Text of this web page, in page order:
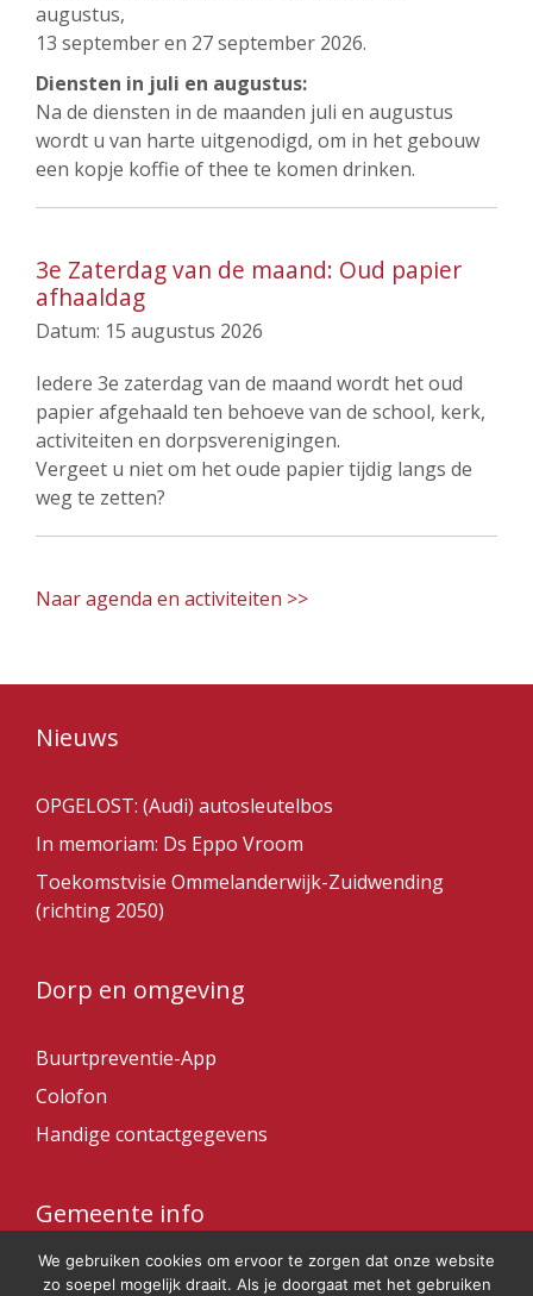
augustus,
13 september en 27 september 2026.
Diensten in juli en augustus:
Na de diensten in de maanden juli en augustus
wordt u van harte uitgenodigd, om in het gebouw
een kopje koffie of thee te komen drinken.
3e Zaterdag van de maand: Oud papier
afhaaldag
Datum: 15 augustus 2026
Iedere 3e zaterdag van de maand wordt het oud
papier afgehaald ten behoeve van de school, kerk,
activiteiten en dorpsverenigingen.
Vergeet u niet om het oude papier tijdig langs de
weg te zetten?
Naar agenda en activiteiten >>
Nieuws
OPGELOST: (Audi) autosleutelbos
In memoriam: Ds Eppo Vroom
Toekomstvisie Ommelanderwijk-Zuidwending
(richting 2050)
Dorp en omgeving
Buurtpreventie-App
Colofon
Handige contactgegevens
Gemeente info
Gemeente Veendam
We gebruiken cookies om ervoor te zorgen dat onze website
zo soepel mogelijk draait. Als je doorgaat met het gebruiken